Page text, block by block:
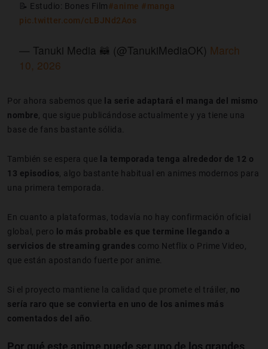
📝 Estudio: Bones Film#anime #manga
pic.twitter.com/cLBJNd2Aos
— Tanuki Media 🦝 (@TanukiMediaOK) March
10, 2026
Por ahora sabemos que
la serie adaptará el manga del mismo
nombre , que sigue publicándose actualmente y ya tiene una
base de fans bastante sólida.
También se espera que
la temporada tenga alrededor de 12 o
13 episodios , algo bastante habitual en animes modernos para
una primera temporada.
En cuanto a plataformas, todavía no hay confirmación oficial
global, pero
lo más probable es que termine llegando a
servicios de streaming grandes como Netflix o Prime Video,
que están apostando fuerte por anime.
Si el proyecto mantiene la calidad que promete el tráiler, no
sería raro que se convierta en uno de los animes más
comentados del año
Por qué este anime puede ser uno de los grandes